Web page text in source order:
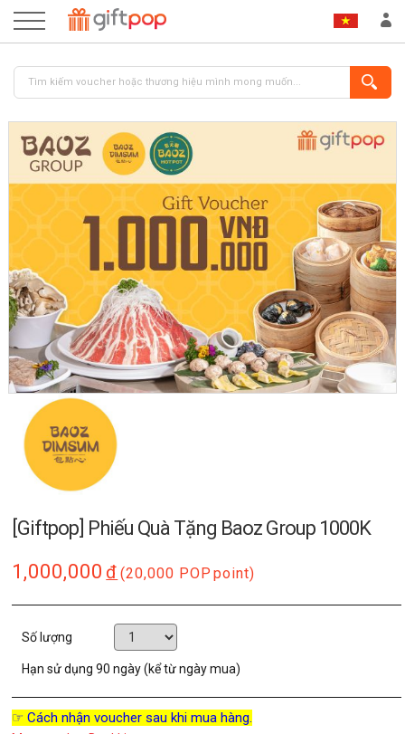
ĐĂNG NHẬP ĐĂNG KÝ
[Giftpop] Phiếu Quà Tặng Baoz Group 1000K
1,000,000 đ (20,000 POP point)
Số lượng
Hạn sử dụng90 ngày (kể từ ngày mua)
☞ Cách nhận voucher sau khi mua hàng.